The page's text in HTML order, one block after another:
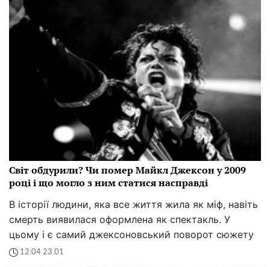
Світ обдурили? Чи помер Майкл Джексон у 2009
році і що могло з ним статися насправді
В історії людини, яка все життя жила як міф, навіть
смерть виявилася оформлена як спектакль. У
цьому і є самий джексоновський поворот сюжету
12:04 23.01